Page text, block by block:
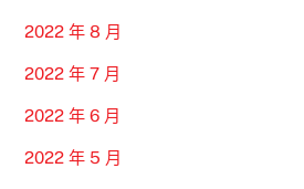
2022 年 8 月
2022 年 7 月
2022 年 6 月
2022 年 5 月